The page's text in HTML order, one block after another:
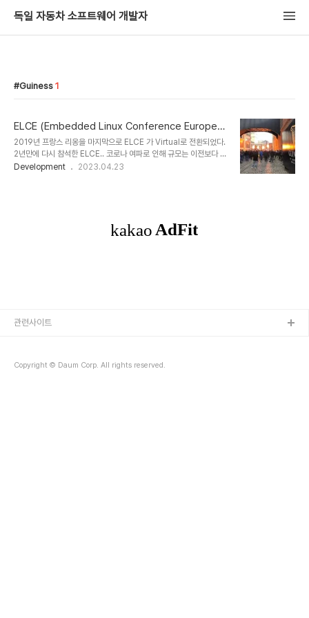
독일 자동차 소프트웨어 개발자
Guiness 1
ELCE (Embedded Linux Conference Europe)
2022 후기
2019년 프랑스 리옹을 마지막으로 ELCE 가 Virtual로 전환되었다.
2년만에 다시 참석한 ELCE.. 코로나 여파로 인해 규모는 이전보다 작
아졌지만 다시만난 개발자 및 오프라인 세션이 너무나도 반가웠다. 이
들이 있었는데 그 중 개인적으로 흥미롭게 본 세션은 아래와 같다. 링
크를 들어가면 발표자료를 볼 수 있고 추후에 Youtube에 프리젠테이
Development 2023.04.23
Copyright © Daum Corp. All rights reserved.
관련사이트